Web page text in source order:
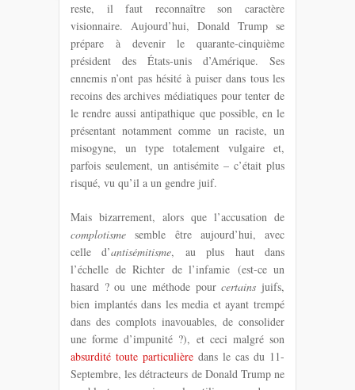
reste, il faut reconnaître son caractère
visionnaire. Aujourd’hui, Donald Trump se
prépare à devenir le quarante-cinquième
président des États-unis d’Amérique. Ses
ennemis n’ont pas hésité à puiser dans tous les
recoins des archives médiatiques pour tenter de
le rendre aussi antipathique que possible, en le
présentant notamment comme un raciste, un
misogyne, un type totalement vulgaire et,
parfois seulement, un antisémite – c’était plus
risqué, vu qu’il a un gendre juif.
Mais bizarrement, alors que l’accusation de
complotisme semble être aujourd’hui, avec
celle d’antisémitisme, au plus haut dans
l’échelle de Richter de l’infamie (est-ce un
hasard ? ou une méthode pourcertains juifs,
bien implantés dans les media et ayant trempé
dans des complots inavouables, de consolider
une forme d’impunité ?), et ceci malgré son
absurdité toute particulière dans le cas du 11-
Septembre, les détracteurs de Donald Trump ne